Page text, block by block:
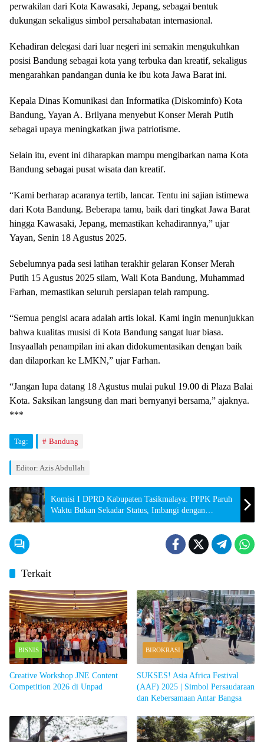
perwakilan dari Kota Kawasaki, Jepang, sebagai bentuk
dukungan sekaligus simbol persahabatan internasional.
Kehadiran delegasi dari luar negeri ini semakin mengukuhkan
posisi Bandung sebagai kota yang terbuka dan kreatif, sekaligus
mengarahkan pandangan dunia ke ibu kota Jawa Barat ini.
Kepala Dinas Komunikasi dan Informatika (Diskominfo) Kota
Bandung, Yayan A. Brilyana menyebut Konser Merah Putih
sebagai upaya meningkatkan jiwa patriotisme.
Selain itu, event ini diharapkan mampu mengibarkan nama Kota
Bandung sebagai pusat wisata dan kreatif.
“Kami berharap acaranya tertib, lancar. Tentu ini sajian istimewa
dari Kota Bandung. Beberapa tamu, baik dari tingkat Jawa Barat
hingga Kawasaki, Jepang, memastikan kehadirannya,” ujar
Yayan, Senin 18 Agustus 2025.
Sebelumnya pada sesi latihan terakhir gelaran Konser Merah
Putih 15 Agustus 2025 silam, Wali Kota Bandung, Muhammad
Farhan, memastikan seluruh persiapan telah rampung.
“Semua pengisi acara adalah artis lokal. Kami ingin menunjukkan
bahwa kualitas musisi di Kota Bandung sangat luar biasa.
Insyaallah penampilan ini akan didokumentasikan dengan baik
dan dilaporkan ke LMKN,” ujar Farhan.
“Jangan lupa datang 18 Agustus mulai pukul 19.00 di Plaza Balai
Kota. Saksikan langsung dan mari bernyanyi bersama,” ajaknya.
***
Tag: Bandung
Editor: Azis Abdullah
Komisi I DPRD Kabupaten Tasikmalaya: PPPK Paruh
Waktu Bukan Sekadar Status, Imbangi dengan
Kesejahteraan
Terkait
BISNIS
Creative Workshop JNE Content
Competition 2026 di Unpad
BIROKRASI
SUKSES! Asia Africa Festival
(AAF) 2025 | Simbol Persaudaraan
dan Kebersamaan Antar Bangsa